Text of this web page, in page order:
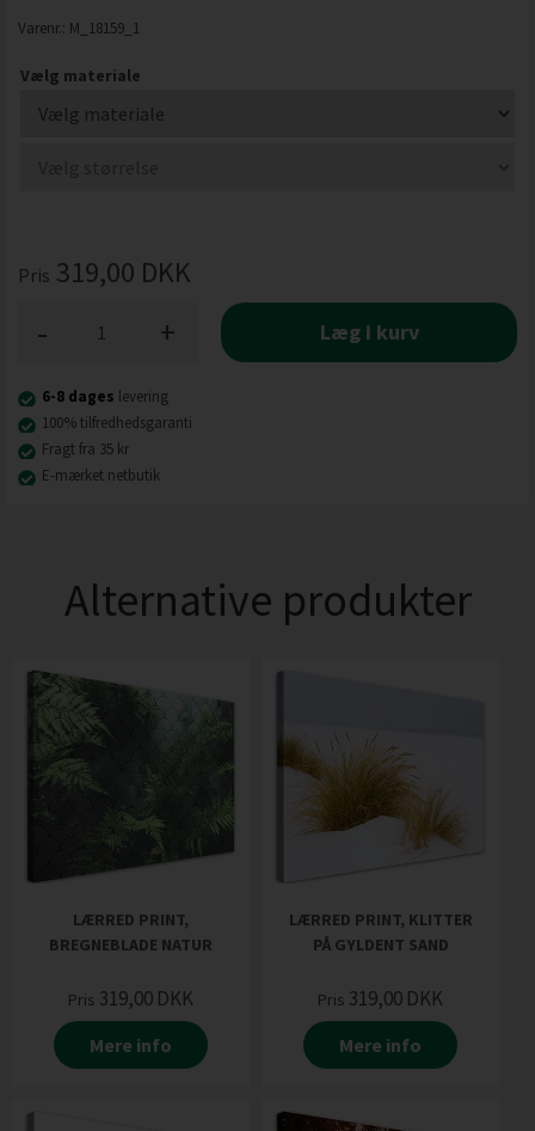
Varenr.: M_18159_1
Vælg materiale
Pris 319,00 DKK
+
- Læg i kurv
6-8 dages levering
100% tilfredhedsgaranti
Fragt fra 35 kr
E-mærket netbutik
Alternative produkter
LÆRRED PRINT,
BREGNEBLADE NATUR
Pris 319,00 DKK
Mere info
LÆRRED PRINT, KLITTER
PÅ GYLDENT SAND
Pris 319,00 DKK
Mere info